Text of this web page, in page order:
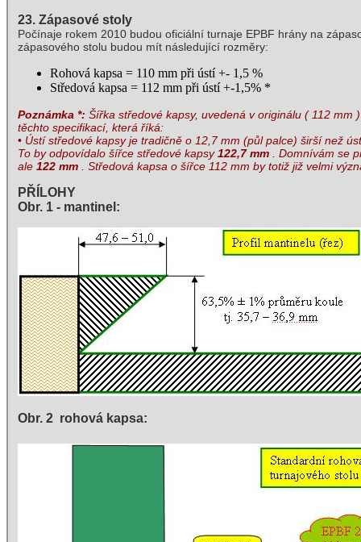
23. Zápasové stoly
Počínaje rokem 2010 budou oficiální turnaje EPBF hrány na
zápasového stolu budou mít následující rozměry:
Rohová kapsa = 110 mm při ústí +- 1,5 %
Středová kapsa = 112 mm při ústí +-1,5% *
Poznámka *: Šířka středové kapsy, uvedená v originálu ( 112
těchto specifikací, která říká:
• Ústí středové kapsy je tradičně o 12,7 mm (půl palce) širší než
To by odpovídalo šířce středové kapsy122,7 mm
. Domnívám se
ale 122 mm . Středová kapsa o šířce 112 mm by totiž již velmi
PŘÍLOHY
Obr. 1 - mantinel:
Obr. 2  rohová kapsa: